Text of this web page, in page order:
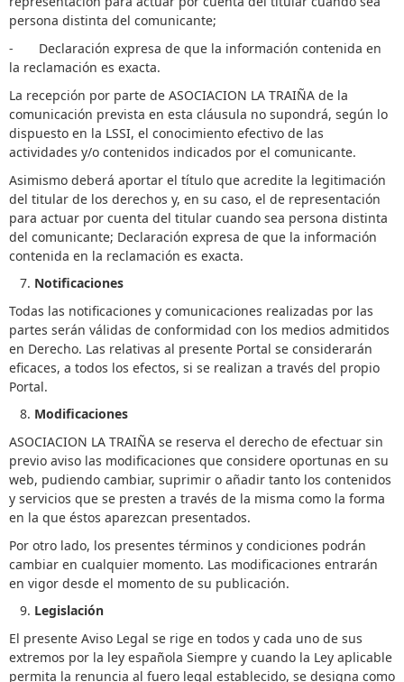
persona distinta del comunicante;
- Declaración expresa de que la información contenida en
la reclamación es exacta.
La recepción por parte de ASOCIACION LA TRAIÑA de la
comunicación prevista en esta cláusula no supondrá, según lo
dispuesto en la LSSI, el conocimiento efectivo de las
actividades y/o contenidos indicados por el comunicante.
Asimismo deberá aportar el título que acredite la legitimación
del titular de los derechos y, en su caso, el de representación
para actuar por cuenta del titular cuando sea persona distinta
del comunicante; Declaración expresa de que la información
contenida en la reclamación es exacta.
Notificaciones
Todas las notificaciones y comunicaciones realizadas por las
partes serán válidas de conformidad con los medios admitidos
en Derecho. Las relativas al presente Portal se considerarán
eficaces, a todos los efectos, si se realizan a través del propio
Portal.
Modificaciones
ASOCIACION LA TRAIÑA se reserva el derecho de efectuar sin
previo aviso las modificaciones que considere oportunas en su
web, pudiendo cambiar, suprimir o añadir tanto los contenidos
y servicios que se presten a través de la misma como la forma
en la que éstos aparezcan presentados.
Por otro lado, los presentes términos y condiciones podrán
cambiar en cualquier momento. Las modificaciones entrarán
en vigor desde el momento de su publicación.
Legislación
El presente Aviso Legal se rige en todos y cada uno de sus
extremos por la ley española Siempre y cuando la Ley aplicable
permita la renuncia al fuero legal establecido, se designa como